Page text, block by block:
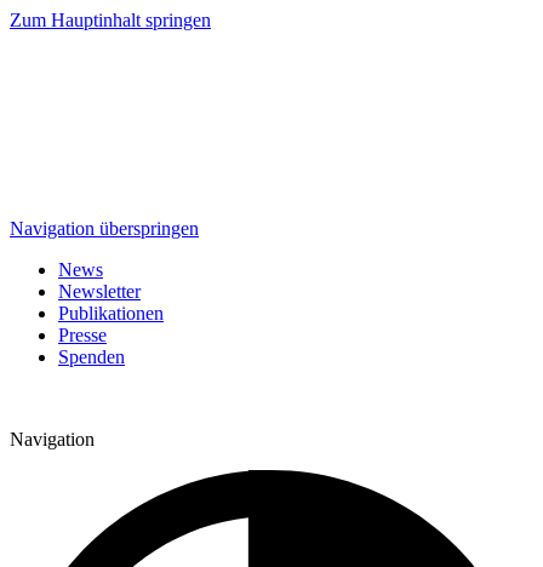
Zum Hauptinhalt springen
Navigation überspringen
News
Newsletter
Publikationen
Presse
Spenden
Navigation